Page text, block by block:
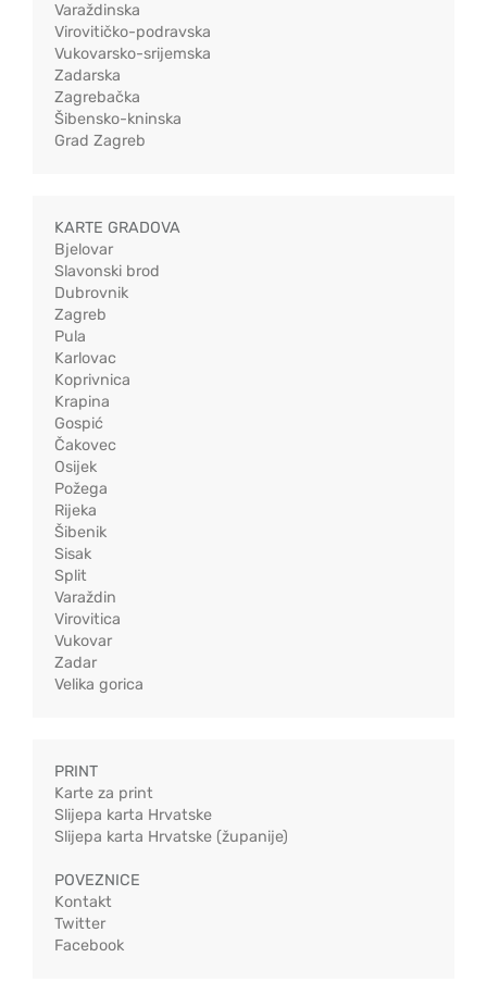
Varaždinska
Virovitičko-podravska
Vukovarsko-srijemska
Zadarska
Zagrebačka
Šibensko-kninska
Grad Zagreb
KARTE GRADOVA
Bjelovar
Slavonski brod
Dubrovnik
Zagreb
Pula
Karlovac
Koprivnica
Krapina
Gospić
Čakovec
Osijek
Požega
Rijeka
Šibenik
Sisak
Split
Varaždin
Virovitica
Vukovar
Zadar
Velika gorica
PRINT
Karte za print
Slijepa karta Hrvatske
Slijepa karta Hrvatske (županije)
POVEZNICE
Kontakt
Twitter
Facebook